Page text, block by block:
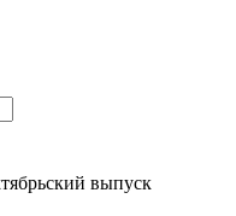
выпуск